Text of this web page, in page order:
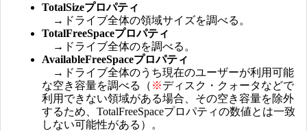
TotalSizeプロパティ
→ドライブ全体の領域サイズを調べる。
TotalFreeSpaceプロパティ
→ドライブ全体のを調べる。
AvailableFreeSpaceプロパティ
→ドライブ全体のうち現在のユーザーが利用可能
な空き容量を調べる（ ※ディスク・クォータなどで
利用できない領域がある場合、その空き容量を除外
するため、TotalFreeSpaceプロパティの数値とは一致
しない可能性がある）。